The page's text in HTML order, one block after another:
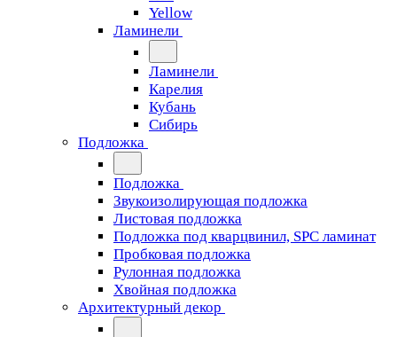
Yellow
Ламинели
Ламинели
Карелия
Кубань
Сибирь
Подложка
Подложка
Звукоизолирующая подложка
Листовая подложка
Подложка под кварцвинил, SPC ламинат
Пробковая подложка
Рулонная подложка
Хвойная подложка
Архитектурный декор